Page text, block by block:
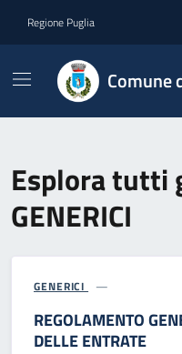
Regione Puglia
Comune
Esplora tutti
GENERICI
GENERICI
REGOLAMENTO
DELLE ENTRATE